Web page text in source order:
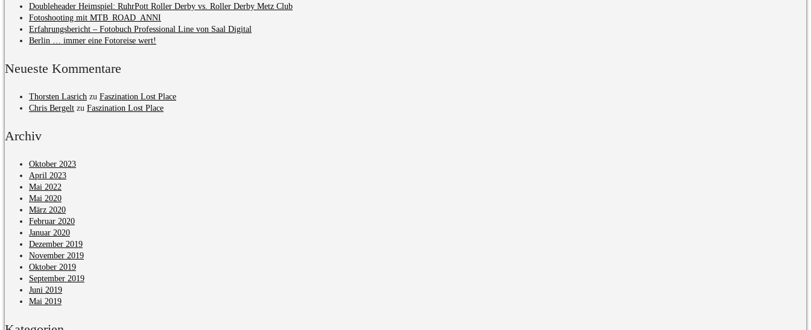
Doubleheader Heimspiel: RuhrPott Roller Derby vs. Roller Derby Metz Club
Fotoshooting mit MTB_ROAD_ANNI
Erfahrungsbericht – Fotobuch Professional Line von Saal Digital
Berlin … immer eine Fotoreise wert!
Neueste Kommentare
Thorsten Lasrich zu Faszination Lost Place
Chris Bergelt zu Faszination Lost Place
Archiv
Oktober 2023
April 2023
Mai 2022
Mai 2020
März 2020
Februar 2020
Januar 2020
Dezember 2019
November 2019
Oktober 2019
September 2019
Juni 2019
Mai 2019